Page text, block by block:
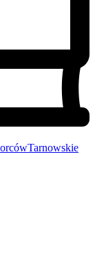
Tarnowskie